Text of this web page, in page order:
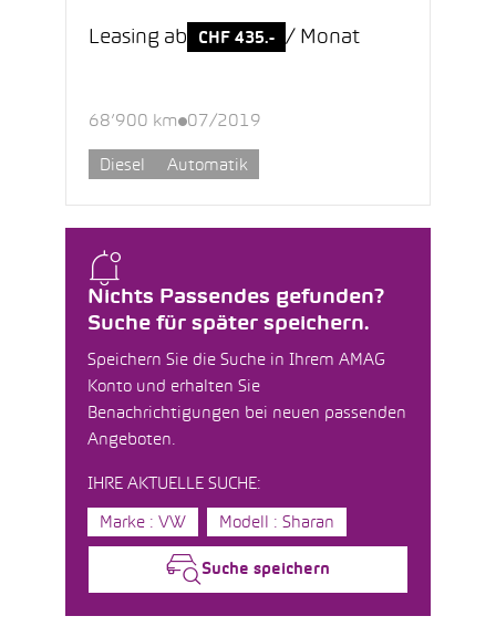
Nichts Passendes gefunden?
Suche für später speichern.
Speichern Sie die Suche in Ihrem AMAG
Konto und erhalten Sie
Benachrichtigungen bei neuen passenden
Angeboten.
IHRE AKTUELLE SUCHE:
Marke : VW Modell : Sharan
Suche speichern
Leasing ab CHF 435.- / Monat
68’900 km 07/2019
Diesel Automatik